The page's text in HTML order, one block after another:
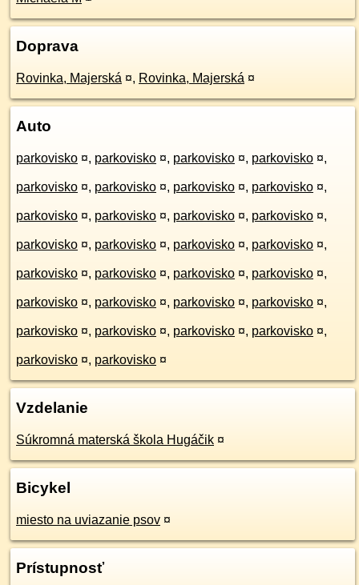
Doprava
Rovinka, Majerská ¤, Rovinka, Majerská ¤
Auto
parkovisko ¤, parkovisko ¤, parkovisko ¤, parkovisko ¤,
parkovisko ¤, parkovisko ¤, parkovisko ¤, parkovisko ¤,
parkovisko ¤, parkovisko ¤, parkovisko ¤, parkovisko ¤,
parkovisko ¤, parkovisko ¤, parkovisko ¤, parkovisko ¤,
parkovisko ¤, parkovisko ¤, parkovisko ¤, parkovisko ¤,
parkovisko ¤, parkovisko ¤, parkovisko ¤, parkovisko ¤,
parkovisko ¤, parkovisko ¤, parkovisko ¤, parkovisko ¤,
parkovisko ¤, parkovisko ¤
Vzdelanie
Súkromná materská škola Hugáčik ¤
Bicykel
miesto na uviazanie psov ¤
Prístupnosť